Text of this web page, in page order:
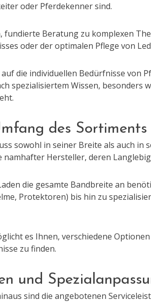
oder Pferdekenner sind.
fundierte Beratung zu komplexen
oder der optimalen Pflege von
die individuellen Bedürfnisse von
spezialisiertem Wissen, besonders
des Sortiments
sowohl in seiner Breite als auch in
Hersteller, deren
die gesamte Bandbreite an
Protektoren) bis hin zu
es Ihnen, verschiedene
zu finden.
und
sind die angebotenen